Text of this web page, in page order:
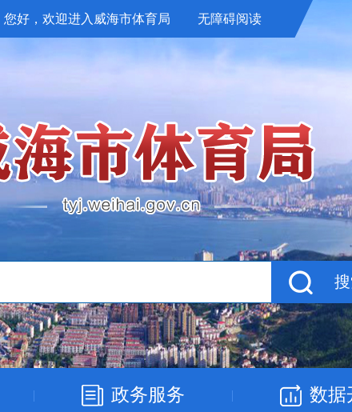
您好，欢迎进入威海市体育局 无障碍阅读
| 政务服务 | 数据